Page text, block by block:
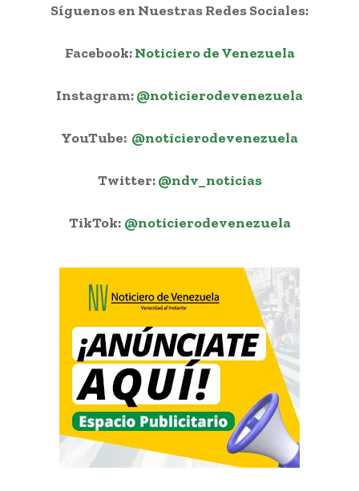
Síguenos en Nuestras Redes Sociales:
Facebook:Noticiero de Venezuela
Instagram:@noticierodevenezuela
YouTube: @noticierodevenezuela
Twitter:@ndv_noticias
TikTok: @noticierodevenezuela